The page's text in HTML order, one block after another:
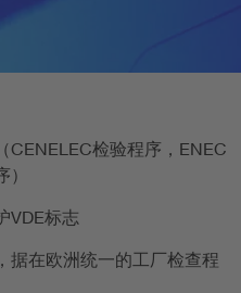
CENELEC检验程序，ENEC
VDE标志
据在欧洲统一的工厂检查程